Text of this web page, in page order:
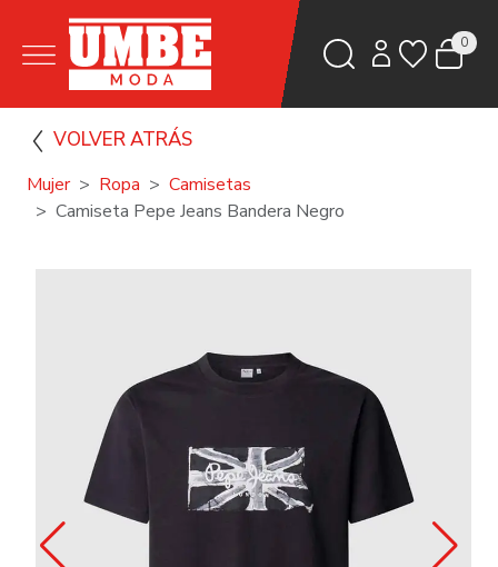
0
VOLVER ATRÁS
Mujer Ropa
Camisetas
Camiseta Pepe Jeans Bandera Negro